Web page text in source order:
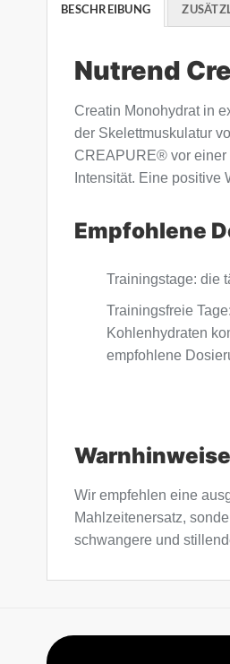
BESCHREIBUNG
Nutrend
Creatin Monohydrat in
der Skelettmuskulatur
CREAPURE® vor einer
Intensität. Eine positive
Empfohlene
Trainingstage: die
Trainingsfreie
Kohlenhydraten
empfohlene
Warnhinweise
Wir empfehlen eine
Mahlzeitenersatz,
schwangere und